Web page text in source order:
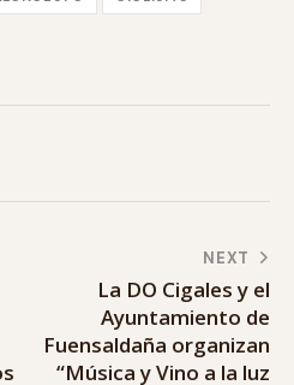
NEXT
La DO Cigales y el
Ayuntamiento de
Fuensaldaña organizan
“Música y Vino a la luz